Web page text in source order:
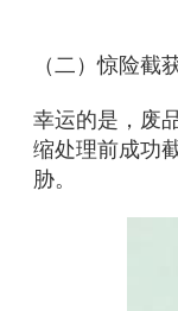
（二）惊险截
幸运的是，废
缩处理前成功
胁。